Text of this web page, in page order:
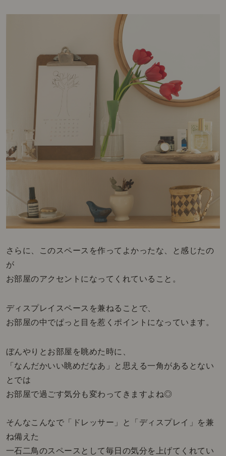
さらに、このスペースを作ってよかったな、と感じたの
が
お部屋のアクセントになってくれていること。
ディスプレイスペースを兼ねることで、
お部屋の中でぱっと目を惹くポイントになっています。
ぼんやりとお部屋を眺めた時に、
「なんだかいい眺めだなあ」と思える一角があるとない
とでは
お部屋で過ごす気分も変わってきますよね◎
そんなこんなで「ドレッサー」と「ディスプレイ」を兼
ね備えた
一石二鳥のスペースとして毎日の気分を上げてくれてい